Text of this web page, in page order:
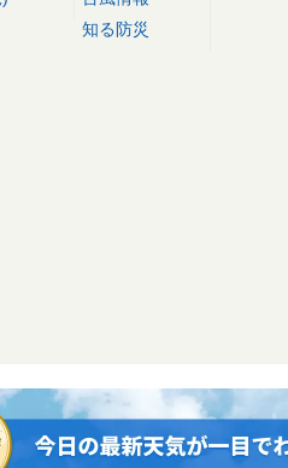
知る防災